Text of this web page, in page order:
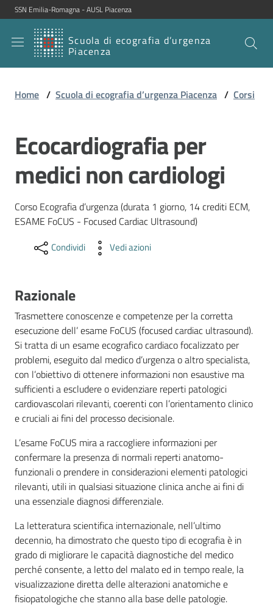
Vai al contenuto
Vai alla navigazione
Vai al footer
SSN Emilia-Romagna - AUSL Piacenza
Scuola di ecografia d’urgenza
Piacenza
SERVIZIO
SANITARIO
Scuola di
ecografia
d’urgenza
Piacenza
Corsi
Prestazioni e
percorsi di cura
Come fare per...
Strutture e
territorio
Focus e
approfondimenti
Studiare a
Piacenza
Costruiamo
Salute
Home / Scuola di ecografia d’urgenza Piacenza / Corsi
Ecocardiografia per
medici non cardiologi
Corso Ecografia d’urgenza (durata 1 giorno, 14 crediti ECM,
ESAME FoCUS - Focused Cardiac Ultrasound)
Condividi Vedi azioni
Razionale
Trasmettere conoscenze e competenze per la corretta
esecuzione dell’ esame FoCUS (focused cardiac ultrasound).
Si tratta di un esame ecografico cardiaco focalizzato per
problemi, eseguito dal medico d’urgenza o altro specialista,
con l’obiettivo di ottenere informazioni non esaustive ma
sufficienti a escludere o evidenziare reperti patologici
cardiovascolari rilevanti, coerenti con l’orientamento clinico
e cruciali ai fini del processo decisionale.
L’esame FoCUS mira a raccogliere informazioni per
confermare la presenza di normali reperti anatomo-
funzionali o prendere in considerazioni elementi patologici
rilevanti, utili in qualsiasi situazione clinica anche ai fini di
una essenziale diagnosi differenziale.
La letteratura scientifica internazionale, nell’ultimo
decennio, ha dimostrato che questo tipo di ecografia è in
grado di migliorare le capacità diagnostiche del medico
perché consente, a letto del malato ed in tempo reale, la
visualizzazione diretta delle alterazioni anatomiche e
fisiopatologiche che stanno alla base delle patologie.